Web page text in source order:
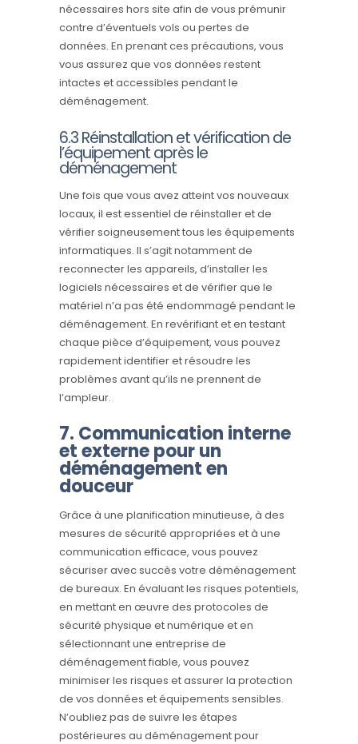
nécessaires hors site afin de vous prémunir
contre d’éventuels vols ou pertes de
données. En prenant ces précautions, vous
vous assurez que vos données restent
intactes et accessibles pendant le
déménagement.
6.3 Réinstallation et vérification de
l’équipement après le
déménagement
Une fois que vous avez atteint vos nouveaux
locaux, il est essentiel de réinstaller et de
vérifier soigneusement tous les équipements
informatiques. Il s’agit notamment de
reconnecter les appareils, d’installer les
logiciels nécessaires et de vérifier que le
matériel n’a pas été endommagé pendant le
déménagement. En revérifiant et en testant
chaque pièce d’équipement, vous pouvez
rapidement identifier et résoudre les
problèmes avant qu’ils ne prennent de
l’ampleur.
7. Communication interne
et externe pour un
déménagement en
douceur
Grâce à une planification minutieuse, à des
mesures de sécurité appropriées et à une
communication efficace, vous pouvez
sécuriser avec succès votre déménagement
de bureaux. En évaluant les risques potentiels,
en mettant en œuvre des protocoles de
sécurité physique et numérique et en
sélectionnant une entreprise de
déménagement fiable, vous pouvez
minimiser les risques et assurer la protection
de vos données et équipements sensibles.
N’oubliez pas de suivre les étapes
postérieures au déménagement pour